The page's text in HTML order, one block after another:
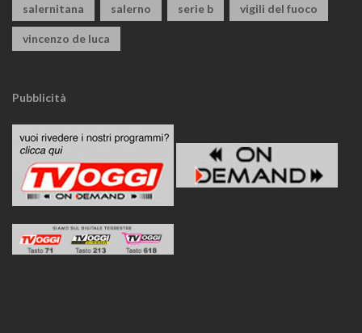
salernitana salerno serie b vigili del fuoco
vincenzo de luca
Pubblicità